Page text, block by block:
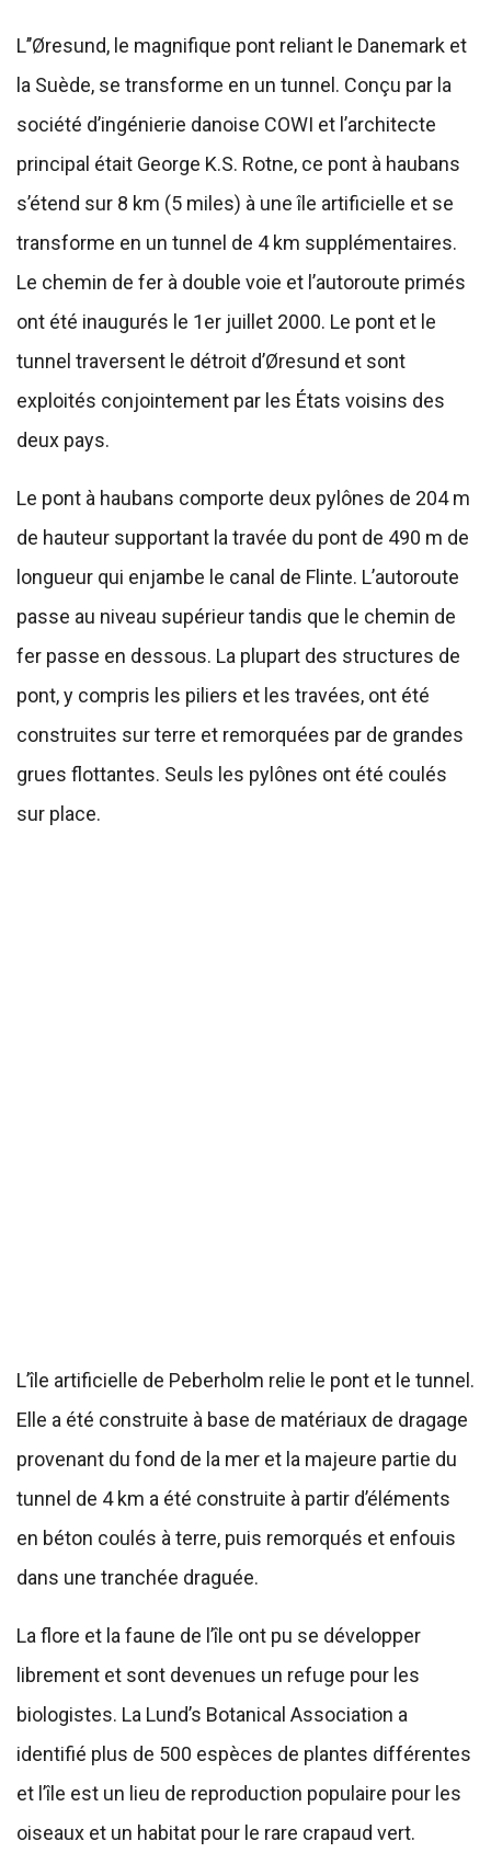
L’’Øresund, le magnifique pont reliant le Danemark et
la Suède, se transforme en un tunnel. Conçu par la
société d’ingénierie danoise COWI et l’architecte
principal était George K.S. Rotne, ce pont à haubans
s’étend sur 8 km (5 miles) à une île artificielle et se
transforme en un tunnel de 4 km supplémentaires.
Le chemin de fer à double voie et l’autoroute primés
ont été inaugurés le 1er juillet 2000. Le pont et le
tunnel traversent le détroit d’Øresund et sont
exploités conjointement par les États voisins des
deux pays.
Le pont à haubans comporte deux pylônes de 204 m
de hauteur supportant la travée du pont de 490 m de
longueur qui enjambe le canal de Flinte. L’autoroute
passe au niveau supérieur tandis que le chemin de
fer passe en dessous. La plupart des structures de
pont, y compris les piliers et les travées, ont été
construites sur terre et remorquées par de grandes
grues flottantes. Seuls les pylônes ont été coulés
sur place.
L’île artificielle de Peberholm relie le pont et le tunnel.
Elle a été construite à base de matériaux de dragage
provenant du fond de la mer et la majeure partie du
tunnel de 4 km a été construite à partir d’éléments
en béton coulés à terre, puis remorqués et enfouis
dans une tranchée draguée.
La flore et la faune de l’île ont pu se développer
librement et sont devenues un refuge pour les
biologistes. La Lund’s Botanical Association a
identifié plus de 500 espèces de plantes différentes
et l’île est un lieu de reproduction populaire pour les
oiseaux et un habitat pour le rare crapaud vert.